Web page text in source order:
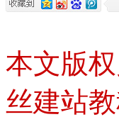
本文版
丝建站